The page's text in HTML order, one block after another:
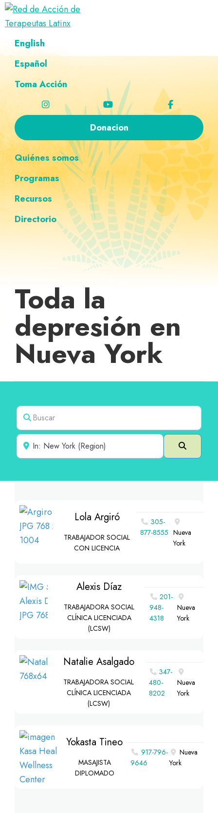
Saltar
navegación
principal
Ir
al
principal
Saltar
al
página
Saltar
navegación
personalizada
Red
de
Acción
de
Latinx
Directorio
terapeutas
Latinx
English
Español
Toma Acción
Donacion
Quiénes somos
Programas
Recursos
Directorio
Toda la
depresión en
Nueva York
Buscar
Cerca de
Buscar
Lola Argiró
TRABAJADOR SOCIAL
CON LICENCIA
305-
877-8555 Nueva
York
Alexis Díaz
TRABAJADORA SOCIAL
CLÍNICA LICENCIADA
(LCSW)
201-
948-
4318
Nueva
York
Natalie Asalgado
TRABAJADORA SOCIAL
CLÍNICA LICENCIADA
(LCSW)
347-
480-
8202
Nueva
York
Yokasta Tineo
MASAJISTA
DIPLOMADO
917-796-
9646
Nueva
York